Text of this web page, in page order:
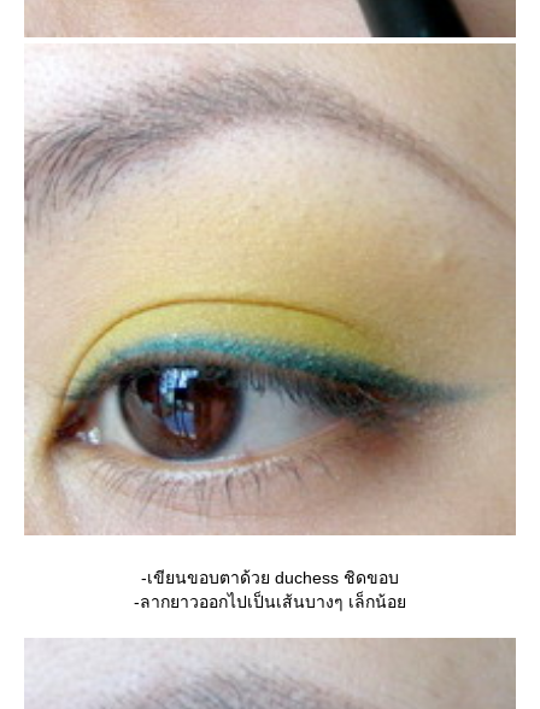
-เขียนขอบตาด้วย duchess ชิดขอบ
-ลากยาวออกไปเป็นเส้นบางๆ เล็กน้อ